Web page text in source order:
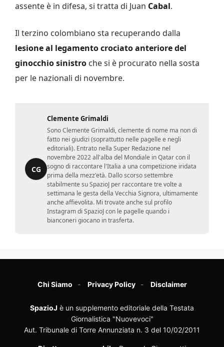
assente è in difesa, si tratta di Juan Cabal.
Il terzino colombiano sta recuperando dalla
lesione al legamento crociato anteriore del
ginocchio sinistro che si è procurato nella sosta
per le nazionali di novembre.
CG
Clemente Grimaldi
Sono Clemente Grimaldi, clemente di nome ma non di
fatto nei giudizi (soprattutto nelle pagelle e negli
editoriali). Entrato nella Super Redazione nel
novembre 2022 all'alba del Mondiale in Qatar con il
sogno di raccontare l'Italia a una competizione iridata
prima della mezz'età. Dallo scorso settembre
stabilmente su SpazioJ per raccontare tre volte a
settimana le gesta della Vecchia Signora, ultimamente
anche affievolita. Mi trovate anche sul profilo
Instagram di SpazioJ con le pagelle quando i
bianconeri giocano in trasferta.
Chi Siamo Privacy Policy Disclaimer
SpazioJ è un supplemento editoriale della Testata
Giornalistica "Nuovevoci"
Aut. Tribunale di Torre Annunziata n. 3 del 10/02/2011